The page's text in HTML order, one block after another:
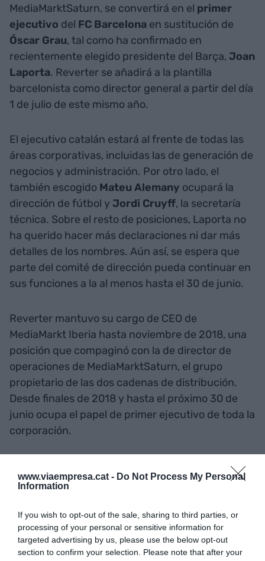
www.viaempresa.cat - Do Not Process My Personal
Information
If you wish to opt-out of the sale, sharing to third parties, or
processing of your personal or sensitive information for
targeted advertising by us, please use the below opt-out
section to confirm your selection. Please note that after your
MediaMarktSaturn, se convertirá en el primer
ejecutivo del FC Barcelona en sustitución de
Óscar Grau, tal como ha confirmado en
recientemente elegido presidente del Barça, Joan
Laporta. Reverter se añadirá a la plantilla
barcelonista como director general a partir del día
1 de julio de este mismo año.
El ejecutivo catalán estará al frente de todas las
áreas corporativas, incluidas las de generación de
negocios y administración. Por otro lado, el
también escogido Mateu Alemany ocupará la
dirección de fútbol y Jordi Cruyff, la secretaría
técnica. Sobre el resto de posiciones, Laporta no
ha querido hacer más declaraciones ni dar más
detalles de los nombres. Aún así, se espera que
parte del comité de dirección pueda continuar en
sus funciones a la al menos hasta el 30 de junio.
Reverter mantuvo su cargo de CEO de
MediaMarkt Iberia hasta noviembre de 2018, una
posición que compaginó con la de director de
operaciones de MediaMarktSaturn, el grupo
propietario de las dos cadenas de distribución.
Desde finales de 2018 y hasta el próximo 30 de
junio ocupa el papel de primer ejecutivo de toda la
corporación.
AñadirVIA Empresacomo fuente preferida
de Google de forma gratuita
ACTIVAR AHORA